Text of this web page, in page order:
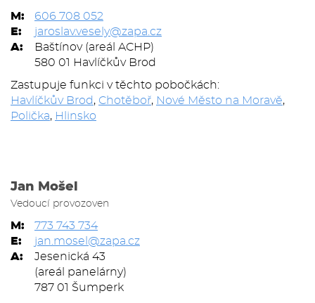
M:
606 708 052
E:
jaroslav.vesely@zapa.cz
A:
Baštínov (areál ACHP)
580 01 Havlíčkův Brod
Zastupuje funkci v těchto pobočkách:
Havlíčkův Brod, Chotěboř, Nové Město na Moravě,
Polička, Hlinsko
Jan Mošel
Vedoucí provozoven
M:
773 743 734
E:
jan.mosel@zapa.cz
A:
Jesenická 43
(areál panelárny)
787 01 Šumperk